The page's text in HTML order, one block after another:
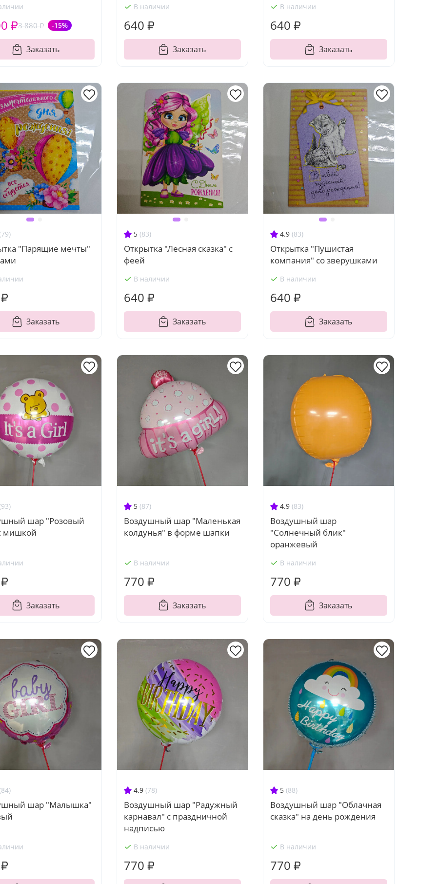
3 880 ₽ -15%
₽
Заказать
В наличии
640 ₽
Заказать
В наличии
640 ₽
Заказать
"Парящие мечты"
Заказать
5 (83)
Открытка "Лесная сказка" с
феей
В наличии
640 ₽
Заказать
4.9 (83)
Открытка "Пушистая
компания" со зверушками
В наличии
640 ₽
Заказать
шар "Розовый
мишкой
Заказать
5 (87)
Воздушный шар "Маленькая
колдунья" в форме шапки
В наличии
770 ₽
Заказать
4.9 (83)
Воздушный шар
"Солнечный блик"
оранжевый
В наличии
770 ₽
Заказать
шар "Малышка"
4.9 (78)
Воздушный шар "Радужный
карнавал" с праздничной
надписью
В наличии
770 ₽
5 (88)
Воздушный шар "Облачная
сказка" на день рождения
В наличии
770 ₽